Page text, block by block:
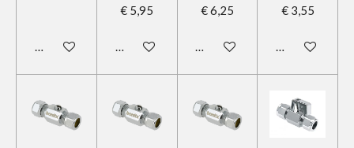
In winkelwagen
€ 5,95
In winkelwagen
€ 6,25
In winkelwagen
€ 3,55
In